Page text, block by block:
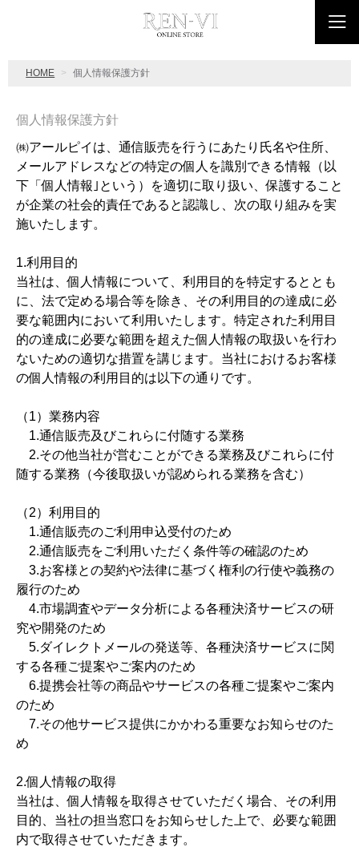
HOME 個人情報保護方針
個人情報保護方針
㈱アールピイは、通信販売を行うにあたり氏名や住所、
メールアドレスなどの特定の個人を識別できる情報（以
下「個人情報｣という）を適切に取り扱い、保護すること
が企業の社会的責任であると認識し、次の取り組みを実
施いたします。
1.利用目的
当社は、個人情報について、利用目的を特定するととも
に、法で定める場合等を除き、その利用目的の達成に必
要な範囲内において利用いたします。特定された利用目
的の達成に必要な範囲を超えた個人情報の取扱いを行わ
ないための適切な措置を講じます。当社におけるお客様
の個人情報の利用目的は以下の通りです。
（1）業務内容
1.通信販売及びこれらに付随する業務
2.その他当社が営むことができる業務及びこれらに付
随する業務（今後取扱いが認められる業務を含む）
（2）利用目的
1.通信販売のご利用申込受付のため
2.通信販売をご利用いただく条件等の確認のため
3.お客様との契約や法律に基づく権利の行使や義務の
履行のため
4.市場調査やデータ分析による各種決済サービスの研
究や開発のため
5.ダイレクトメールの発送等、各種決済サービスに関
する各種ご提案やご案内のため
6.提携会社等の商品やサービスの各種ご提案やご案内
のため
7.その他サービス提供にかかわる重要なお知らせのた
め
2.個人情報の取得
当社は、個人情報を取得させていただく場合、その利用
目的、当社の担当窓口をお知らせした上で、必要な範囲
内で取得させていただきます。